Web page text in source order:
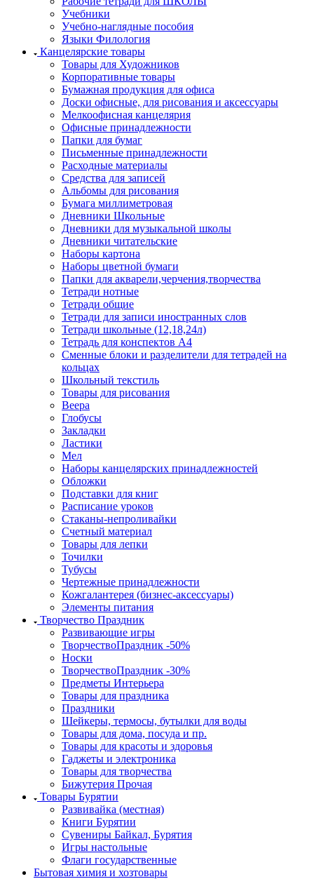
Учебники
Учебно-наглядные пособия
Языки Филология
Канцелярские товары
Товары для Художников
Корпоративные товары
Бумажная продукция для офиса
Доски офисные, для рисования и аксессуары
Мелкоофисная канцелярия
Офисные принадлежности
Папки для бумаг
Письменные принадлежности
Расходные материалы
Средства для записей
Альбомы для рисования
Бумага миллиметровая
Дневники Школьные
Дневники для музыкальной школы
Дневники читательские
Наборы картона
Наборы цветной бумаги
Папки для акварели,черчения,творчества
Тетради нотные
Тетради общие
Тетради для записи иностранных слов
Тетради школьные (12,18,24л)
Тетрадь для конспектов А4
Сменные блоки и разделители для тетрадей на
кольцах
Школьный текстиль
Товары для рисования
Веера
Глобусы
Закладки
Ластики
Мел
Наборы канцелярских принадлежностей
Обложки
Подставки для книг
Расписание уроков
Стаканы-непроливайки
Счетный материал
Товары для лепки
Точилки
Тубусы
Чертежные принадлежности
Кожгалантерея (бизнес-аксессуары)
Элементы питания
Творчество Праздник
Развивающие игры
ТворчествоПраздник -50%
Носки
ТворчествоПраздник -30%
Предметы Интерьера
Товары для праздника
Праздники
Шейкеры, термосы, бутылки для воды
Товары для дома, посуда и пр.
Товары для красоты и здоровья
Гаджеты и электроника
Товары для творчества
Бижутерия Прочая
Товары Бурятии
Развивайка (местная)
Книги Бурятии
Сувениры Байкал, Бурятия
Игры настольные
Флаги государственные
Бытовая химия и хозтовары